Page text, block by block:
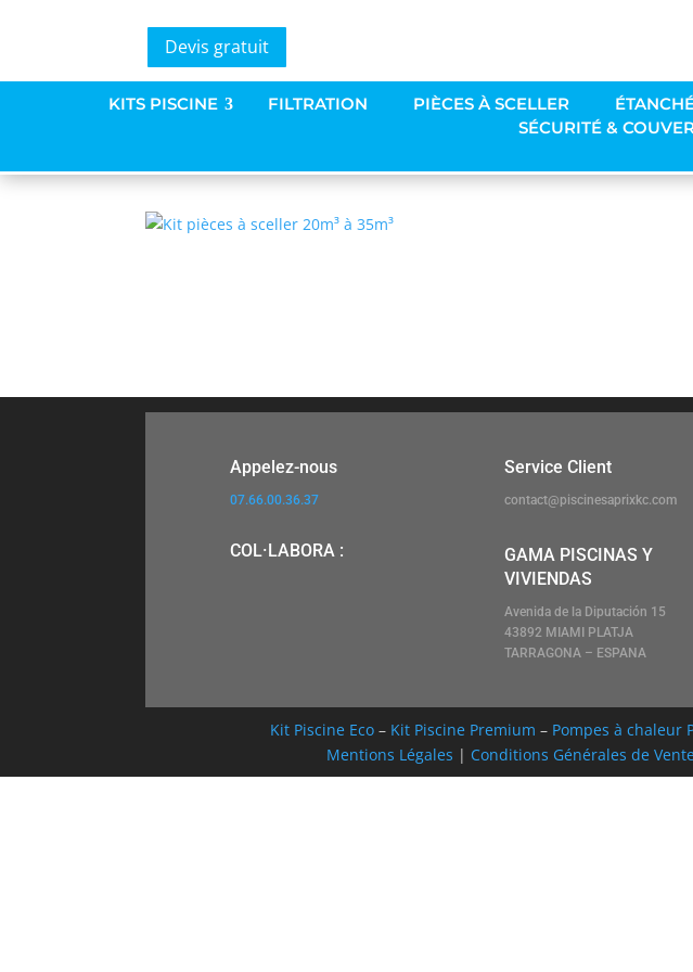
Devis gratuit
KITS PISCINE FILTRATION PIÈCES À SCELLER
SÉCURITÉ &
Kit pièces à sceller 20m³ à 35m³
Appelez-nous
07.66.00.36.37
COL·LABORA :
Service Client
contact@piscinesaprixkc.com
GAMA PISCINAS Y
VIVIENDAS
Avenida de la Diputación 15
43892 MIAMI PLATJA
TARRAGONA – ESPANA
Kit Piscine Eco – Kit Piscine Premium – Pompes à chaleur
Mentions Légales | Conditions Générales de